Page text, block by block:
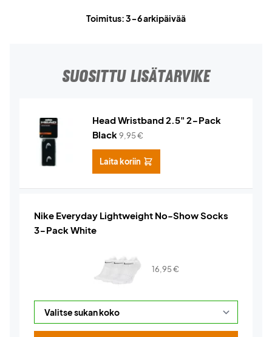
Toimitus: 3-6 arkipäivää
SUOSITTU LISÄTARVIKE
Head Wristband 2.5" 2-Pack
Black9,95€
Laita koriin
Nike Everyday Lightweight No-Show Socks
3-Pack White
16,95€